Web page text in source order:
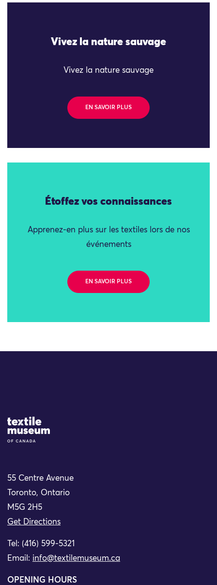
Vivez la nature sauvage
Vivez la nature sauvage
EN SAVOIR PLUS
Étoffez vos connaissances
Apprenez-en plus sur les textiles lors de nos
événements
EN SAVOIR PLUS
Site Logo
55 Centre Avenue
Toronto, Ontario
M5G 2H5
Get Directions
Tel: (416) 599-5321
Email: info@textilemuseum.ca
OPENING HOURS